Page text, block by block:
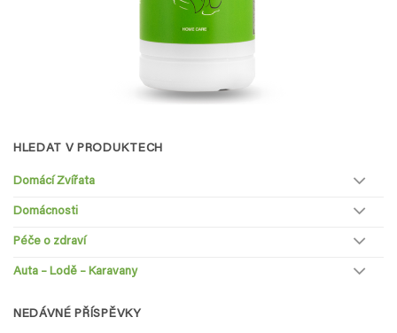
HLEDAT V PRODUKTECH
Domácí Zvířata
Domácnosti
Péče o zdraví
Auta – Lodě – Karavany
NEDÁVNÉ PŘÍSPĚVKY